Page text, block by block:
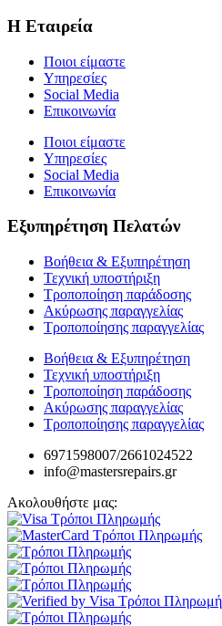
Η Εταιρεία
Ποιοι είμαστε
Υπηρεσίες
Social Media
Επικοινωνία
Ποιοι είμαστε
Υπηρεσίες
Social Media
Επικοινωνία
Εξυπηρέτηση Πελατών
Βοήθεια & Εξυπηρέτηση
Τεχνική υποστήριξη
Τροποποίηση παράδοσης
Ακύρωσης παραγγελίας
Τροποποίησης παραγγελίας
Βοήθεια & Εξυπηρέτηση
Τεχνική υποστήριξη
Τροποποίηση παράδοσης
Ακύρωσης παραγγελίας
Τροποποίησης παραγγελίας
6971598007/2661024522
info@mastersrepairs.gr
Ακολουθήστε μας: